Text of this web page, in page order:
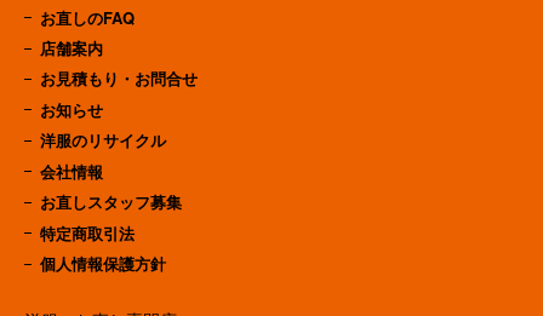
お直しのFAQ
店舗案内
お見積もり・お問合せ
お知らせ
洋服のリサイクル
会社情報
お直しスタッフ募集
特定商取引法
個人情報保護方針